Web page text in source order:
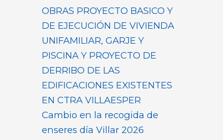
OBRAS PROYECTO BASICO Y
DE EJECUCIÓN DE VIVIENDA
UNIFAMILIAR, GARJE Y
PISCINA Y PROYECTO DE
DERRIBO DE LAS
EDIFICACIONES EXISTENTES
EN CTRA VILLAESPER
Cambio en la recogida de
enseres día Villar 2026